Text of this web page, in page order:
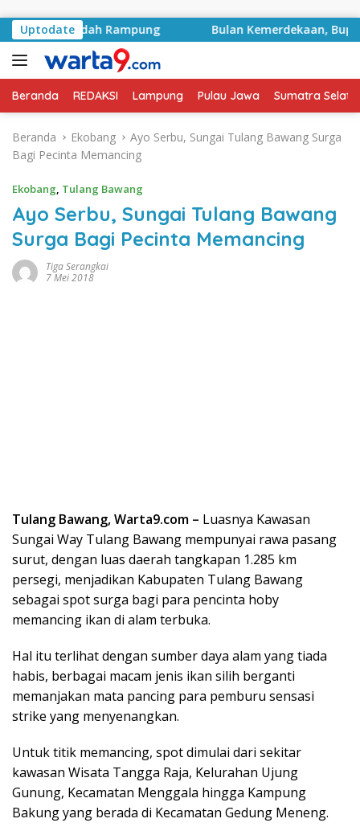
Uptodate
Sudah Rampung Bulan Kemerdekaan, Bupati
Beranda REDAKSI Lampung Pulau Jawa Sumatra
Beranda Ekobang
Ayo Serbu, Sungai Tulang Bawang Surga
Bagi Pecinta Memancing
Ekobang, Tulang Bawang
Ayo Serbu, Sungai Tulang Bawang
Surga Bagi Pecinta Memancing
Tiga Serangkai
7 Mei 2018
Tulang Bawang, Warta9.com – Luasnya Kawasan
Sungai Way Tulang Bawang mempunyai rawa pasang
surut, dengan luas daerah tangkapan 1.285 km
persegi, menjadikan Kabupaten Tulang Bawang
sebagai spot surga bagi para pencinta hoby
memancing ikan di alam terbuka.
Hal itu terlihat dengan sumber daya alam yang tiada
habis, berbagai macam jenis ikan silih berganti
memanjakan mata pancing para pemburu sensasi
strike yang menyenangkan.
Untuk titik memancing, spot dimulai dari sekitar
kawasan Wisata Tangga Raja, Kelurahan Ujung
Gunung, Kecamatan Menggala hingga Kampung
Bakung yang berada di Kecamatan Gedung Meneng.